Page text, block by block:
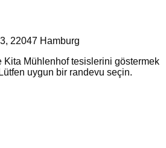
, 22047 Hamburg
Kita Mühlenhof tesislerini göstermek
uygun bir randevu seçin.